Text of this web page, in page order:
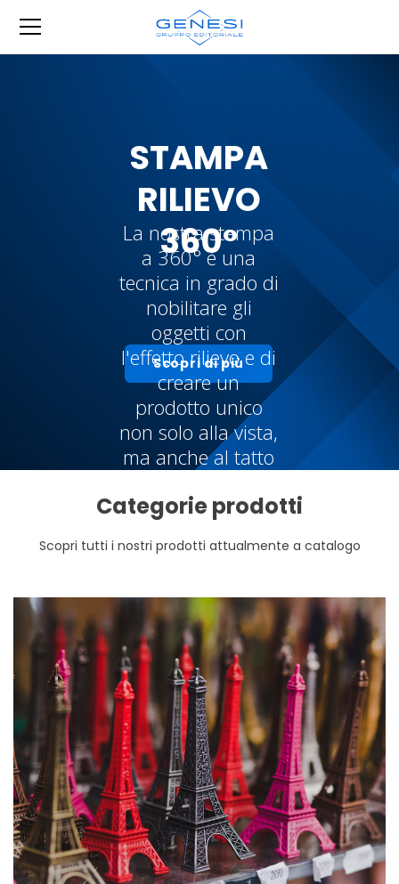
STAMPA
RILIEVO
360°
Scopri di più
La nostra stampa
a 360° è una
tecnica in grado di
nobilitare gli
oggetti con
l'effetto rilievo e di
creare un
prodotto unico
non solo alla vista,
ma anche al tatto
Categorie prodotti
Scopri tutti i nostri prodotti attualmente a catalogo